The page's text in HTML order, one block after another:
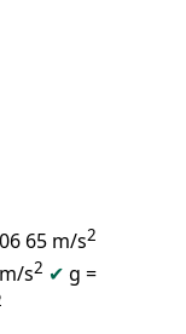
65 m/s2
s2 ✔ g =